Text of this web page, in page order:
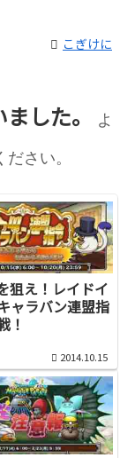
こぎけに
した。
よ
さい。
狙え！レイドイ
ャラバン連盟指
！
2014.10.15